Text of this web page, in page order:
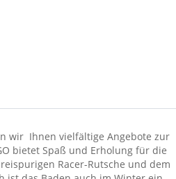
wir Ihnen vielfältige Angebote zur
bietet Spaß und Erholung für die
Racer-Rutsche und dem